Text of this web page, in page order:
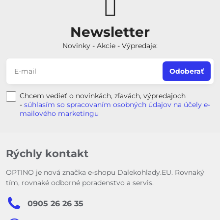
Newsletter
Novinky - Akcie - Výpredaje:
Odoberať
Chcem vedieť o novinkách, zľavách, výpredajoch
- súhlasím so spracovaním osobných údajov na účely e-
mailového marketingu
Rýchly kontakt
OPTINO je nová značka e-shopu Dalekohlady.EU. Rovnaký
tím, rovnaké odborné poradenstvo a servis.
0905 26 26 35